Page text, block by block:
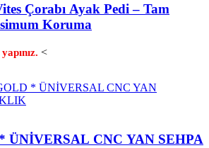
Çorabı Ayak Pedi – Tam
Koruma
yapınız. <
ÜNİVERSAL CNC YAN SEHPA